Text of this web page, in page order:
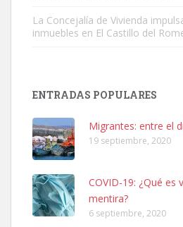
Leales.org » Gran Canaria
La Concejalía de Vivienda
inmuebles en El Castillo del
ENTRADAS POPULARES
Migrantes: entre el
19 septiembre, 2020
COVID-19: ¿Qué es
mentira?
6 septiembre, 2020